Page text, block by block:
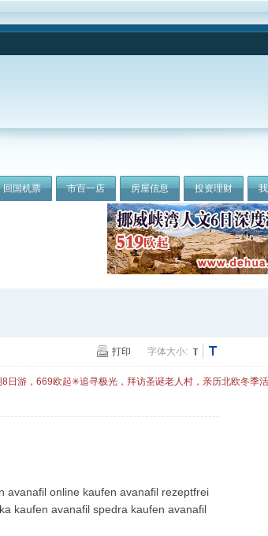
回国机票 市百一店 房屋信息 投资理财
打印 字体大小:
日游，669欧起✳追寻极光，拜访圣诞老人村，亲历北欧冬季
avanafil online kaufen avanafil rezeptfrei
kaufen avanafil spedra kaufen avanafil